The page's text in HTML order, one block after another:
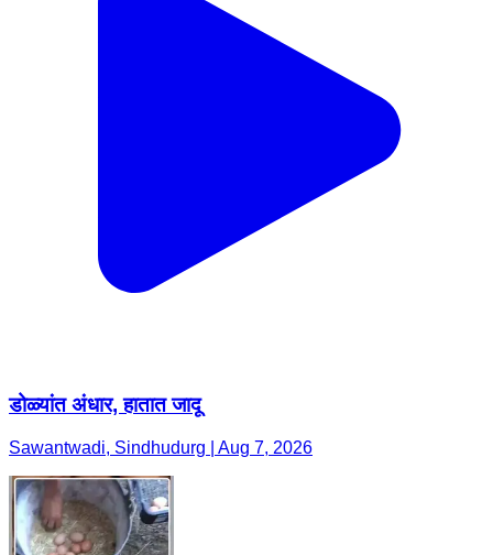
डोळ्यांत अंधार, हातात जादू
Sawantwadi, Sindhudurg | Aug 7, 2026